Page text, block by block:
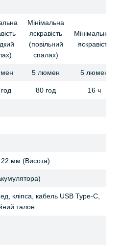
Мінімальна
яскравість
(повільний
спалах)
Мінімальний
яскравість
5 люмен 5 люмен
80 год 16 ч
мм (Висота)
кліпса, кабель USB Type-C,
талон.